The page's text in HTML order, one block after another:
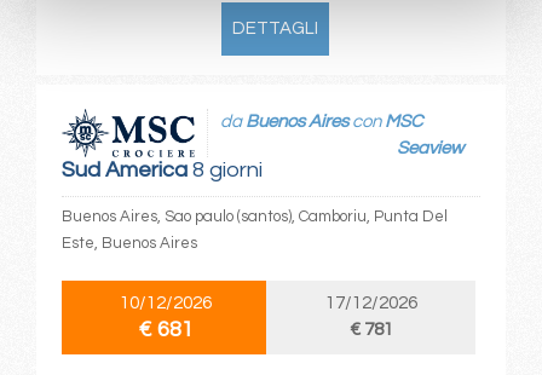
DETTAGLI
Sud America8 giorni
da Buenos Airescon MSC
Seaview
Buenos Aires, Sao paulo (santos), Camboriu, Punta Del
Este, Buenos Aires
10/12/2026
€ 681
17/12/2026
€ 781